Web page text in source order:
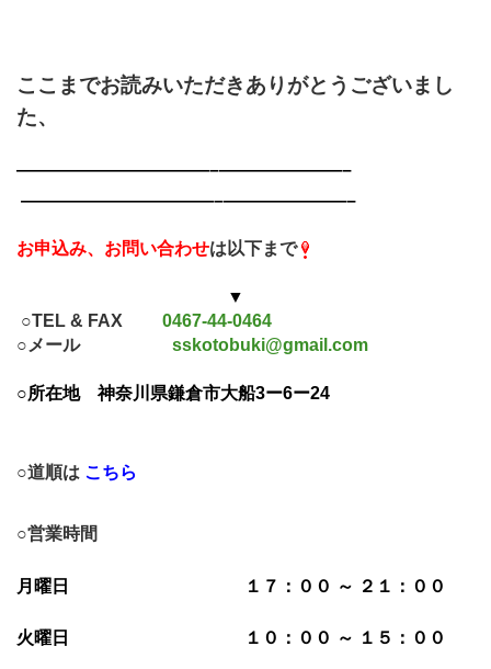
ここまでお読みいただきありがとうございまし
た、
———————————–———————–
———————————–———————–
お申込み、お問い合わせは以下まで
▼
○TEL & FAX 0467-44-0464
○メール sskotobuki@gmail.com
○所在地神奈川県鎌倉市大船3ー6ー24
○道順は こちら
○営業時間
月曜日 １７：００ ～ ２１：００
火曜日 １０：００ ～ １５：００